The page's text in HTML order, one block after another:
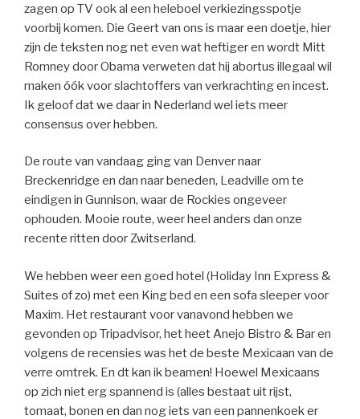
zagen op TV ook al een heleboel verkiezingsspotje
voorbij komen. Die Geert van ons is maar een doetje, hier
zijn de teksten nog net even wat heftiger en wordt Mitt
Romney door Obama verweten dat hij abortus illegaal wil
maken óók voor slachtoffers van verkrachting en incest.
Ik geloof dat we daar in Nederland wel iets meer
consensus over hebben.
De route van vandaag ging van Denver naar
Breckenridge en dan naar beneden, Leadville om te
eindigen in Gunnison, waar de Rockies ongeveer
ophouden. Mooie route, weer heel anders dan onze
recente ritten door Zwitserland.
We hebben weer een goed hotel (Holiday Inn Express &
Suites of zo) met een King bed en een sofa sleeper voor
Maxim. Het restaurant voor vanavond hebben we
gevonden op Tripadvisor, het heet Anejo Bistro & Bar en
volgens de recensies was het de beste Mexicaan van de
verre omtrek. En dt kan ik beamen! Hoewel Mexicaans
op zich niet erg spannend is (alles bestaat uit rijst,
tomaat, bonen en dan nog iets van een pannenkoek er